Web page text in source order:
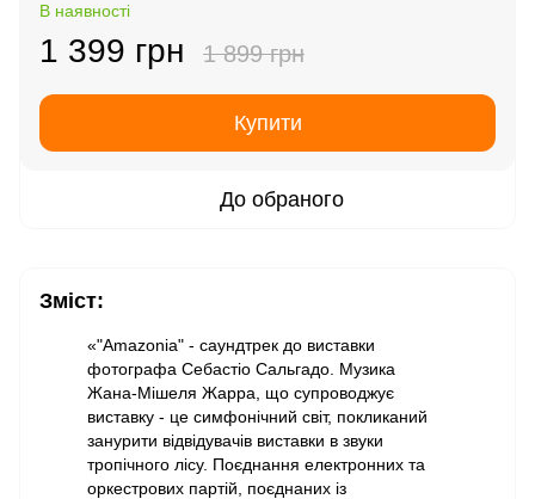
В наявності
1 399 грн 1 899 грн
Купити
До обраного
Зміст:
«"Amazonia" - саундтрек до виставки
фотографа Себастіо Сальгадо. Музика
Жана-Мішеля Жарра, що супроводжує
виставку - це симфонічний світ, покликаний
занурити відвідувачів виставки в звуки
тропічного лісу. Поєднання електронних та
оркестрових партій, поєднаних із